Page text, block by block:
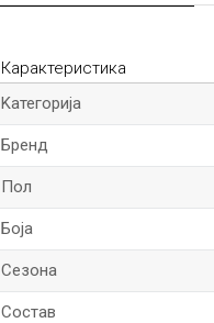
Карактеристика
Kатегорија
Бренд
Пол
Боја
Сезона
Состав